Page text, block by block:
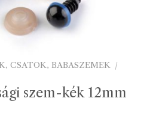
CSATOK, BABASZEMEK /
szem-kék 12mm